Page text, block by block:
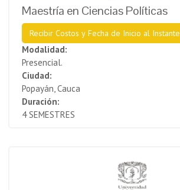
Maestría en Ciencias Políticas
Recibir Costos y Fecha de Inicio al Instante
Modalidad:
Presencial.
Ciudad:
Popayán, Cauca
Duración:
4 SEMESTRES